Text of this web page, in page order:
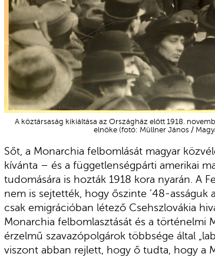
A köztársaság kikiáltása az Országház előtt 1918.
elnöke (fotó: Müllner János /
Sőt, a Monarchia felbomlását magyar
kívánta – és a függetlenségpárti amerikai
tudomására is hozták 1918 kora nyarán. A
nem is sejtették, hogy őszinte ’48-
csak emigrációban létező Csehszlovákia
Monarchia felbomlasztását és a történelmi
érzelmű szavazópolgárok többsége által
viszont abban rejlett, hogy ő tudta, hogy a